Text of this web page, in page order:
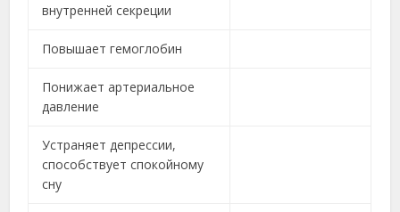
внутренней секреции
Повышает гемоглобин
Понижает артериальное
давление
Устраняет депрессии,
способствует спокойному
сну